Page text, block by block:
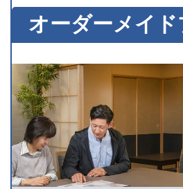
オーダーメイド